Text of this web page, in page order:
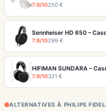
7.9/10250 €
7.9/10299 €
7.9/10321 €
ALTERNATIVES À PHILIPS